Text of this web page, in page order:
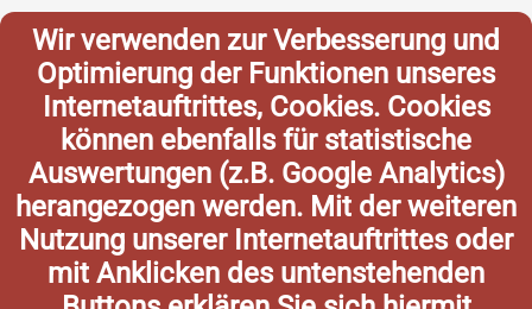
Wir verwenden zur Verbesserung und
Optimierung der Funktionen unseres
Internetauftrittes, Cookies. Cookies
können ebenfalls für statistische
Auswertungen (z.B. Google Analytics)
herangezogen werden. Mit der weiteren
Nutzung unserer Internetauftrittes oder
mit Anklicken des untenstehenden